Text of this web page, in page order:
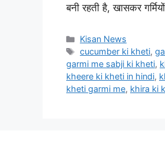
बनी रहती है, खासकर
Categories
Kisan News
Tags
cucumber ki kheti,
garmi me sabji ki kheti,
kheere ki kheti in hindi,
kheti garmi me, khira ki